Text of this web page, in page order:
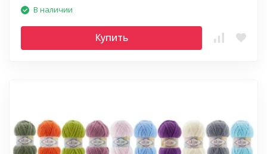
В наличии
Купить